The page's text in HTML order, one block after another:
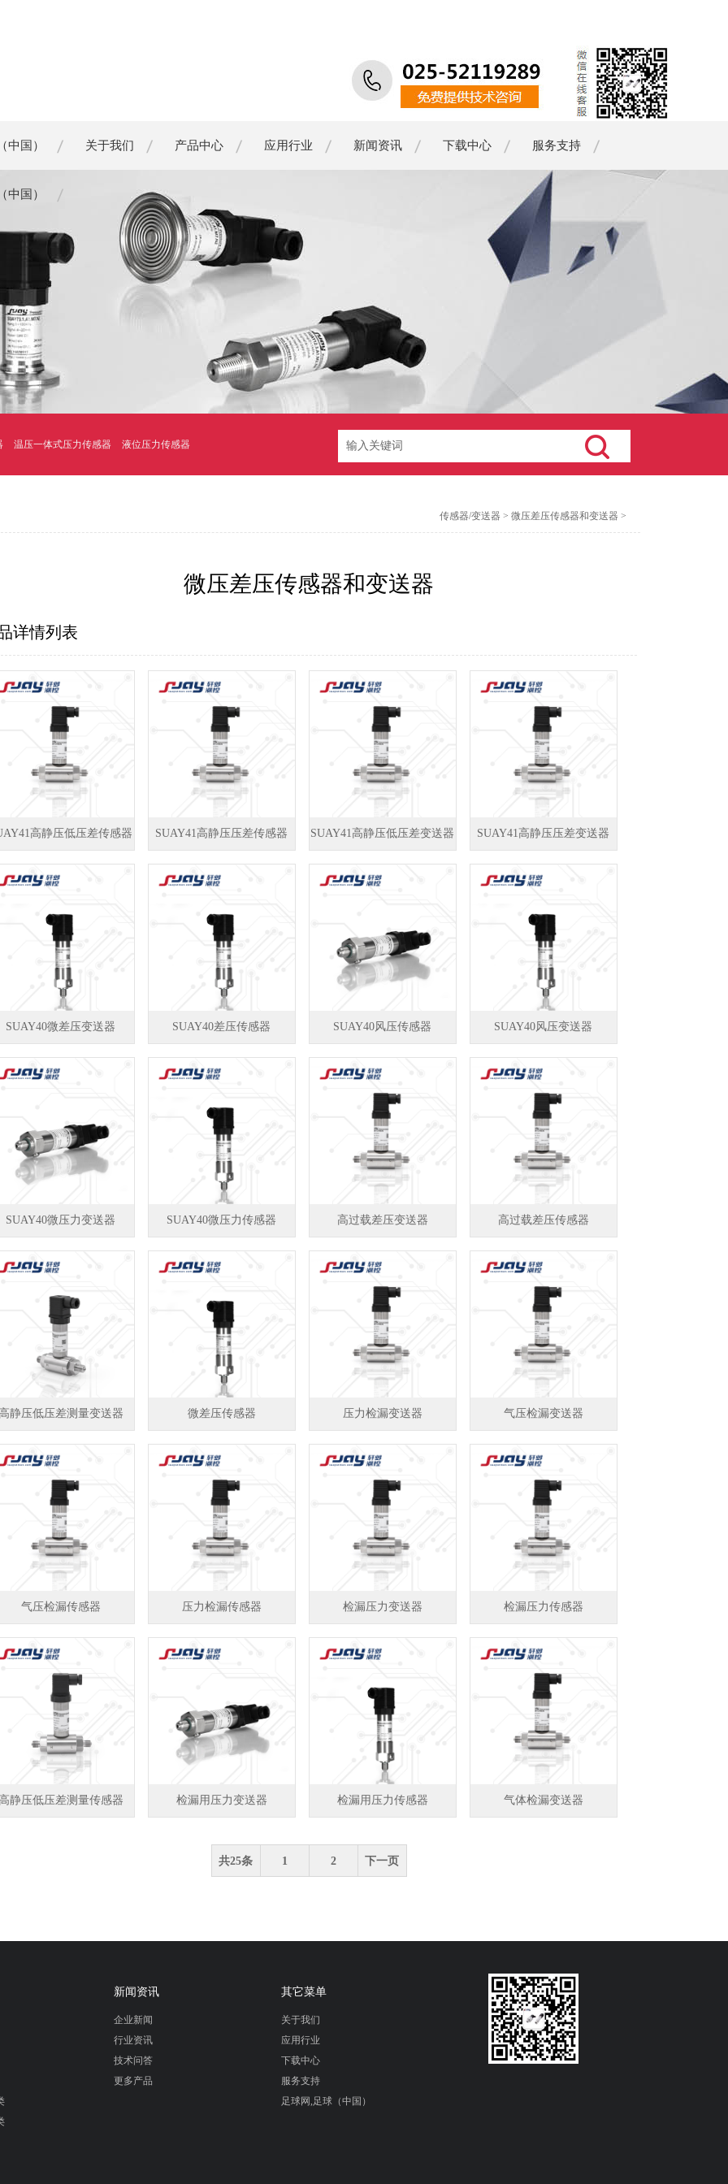
中国） 关于我们 产品中心 应用行业 新闻资讯 下载中心 服务支持
中国）
温压一体式压力传感器 液位压力传感器
传感器/变送器 > 微压差压传感器和变送器 >
微压差压传感器和变送器
详情列表
高静压低压差传感器 SUAY41高静压压差传感器 SUAY41高静压低压差变送器 SUAY41高静压压差变送器
SUAY40微差压变送器 SUAY40差压传感器 SUAY40风压传感器 SUAY40风压变送器
SUAY40微压力变送器 SUAY40微压力传感器 高过载差压变送器 高过载差压传感器
高静压低压差测量变送器 微差压传感器 压力检漏变送器 气压检漏变送器
气压检漏传感器 压力检漏传感器 检漏压力变送器 检漏压力传感器
高静压低压差测量传感器 检漏用压力变送器 检漏用压力传感器 气体检漏变送器
共25条 1 2 下一页
新闻资讯
企业新闻
行业资讯
技术问答
更多产品
其它菜单
关于我们
应用行业
下载中心
服务支持
足球网,足球（中国）